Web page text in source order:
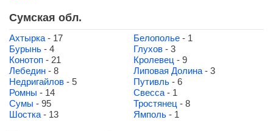
Сумская обл.
Ахтырка - 17 Белополье - 1
Бурынь - 4 Глухов - 3
Конотоп - 21 Кролевец - 9
Лебедин - 8 Липовая Долина - 3
Недригайлов - 5 Путивль - 6
Ромны - 14 Свесса - 1
Сумы - 95 Тростянец - 8
Шостка - 13 Ямполь - 1